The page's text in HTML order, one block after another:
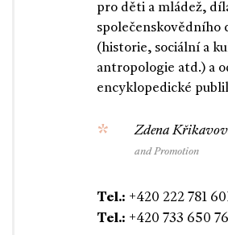
pro děti a mládež,
společenskovědního
(historie, sociální a
antropologie atd.) a
encyklopedické
Zdena
and Promotion
Tel.: +420 222 781
Tel.: +420 733 650